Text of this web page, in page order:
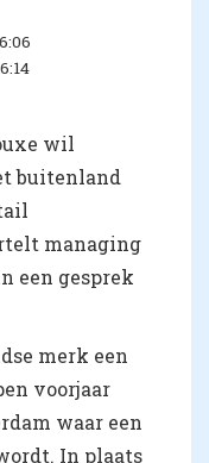
wil
buitenland
managing
een gesprek
merk een
voorjaar
waar een
In plaats